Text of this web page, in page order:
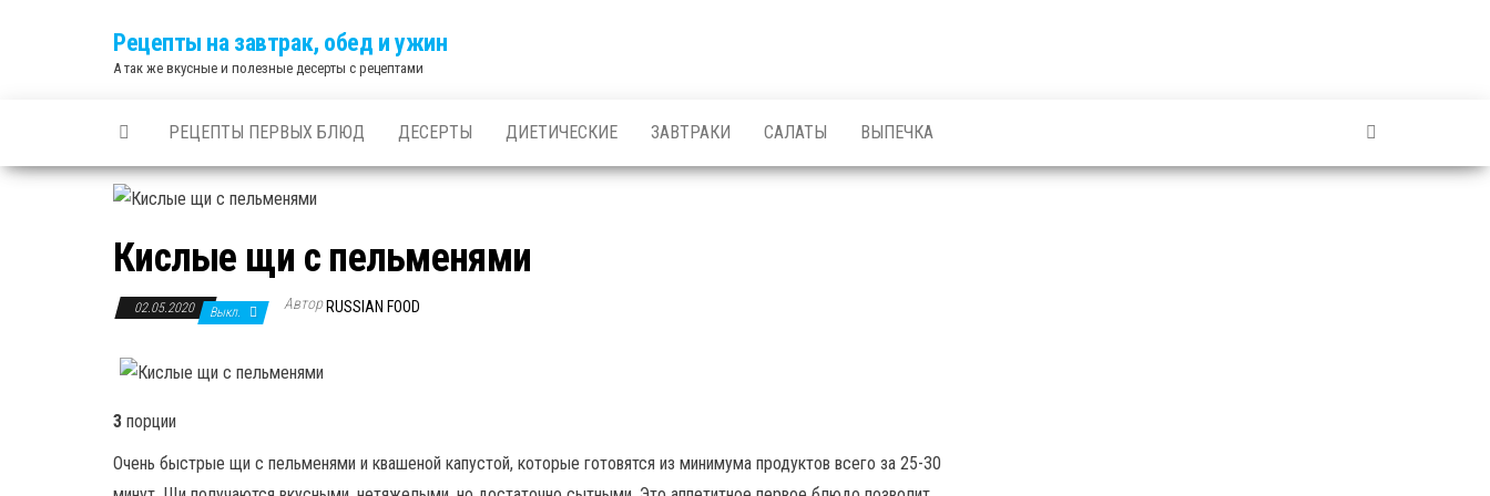
Рецепты на завтрак, обед и ужин
А так же вкусные и полезные десерты с рецептами
РЕЦЕПТЫ ПЕРВЫХ БЛЮД ДЕСЕРТЫ ДИЕТИЧЕСКИЕ ЗАВТРАКИ САЛАТЫ ВЫПЕЧКА
Кислые щи с пельменями
02.05.2020 Выкл. Автор RUSSIAN FOOD
3 порции
Очень быстрые щи с пельменями и квашеной капустой, которые готовятся из минимума продуктов всего за 25-30